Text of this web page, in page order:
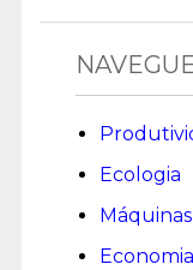
Ecologia
Economia